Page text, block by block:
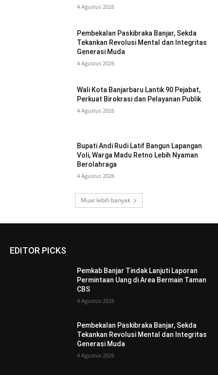
4 Agustus 2026
Pembekalan Paskibraka Banjar, Sekda
Tekankan Revolusi Mental dan Integritas
Generasi Muda
4 Agustus 2026
Wali Kota Banjarbaru Lantik 90 Pejabat,
Perkuat Birokrasi dan Pelayanan Publik
4 Agustus 2026
Bupati Andi Rudi Latif Bangun Lapangan
Voli, Warga Madu Retno Lebih Nyaman
Berolahraga
4 Agustus 2026
Muat lebih banyak
EDITOR PICKS
Pemkab Banjar Tindak Lanjuti Laporan
Permintaan Uang di Area Bermain Taman
CBS
4 Agustus 2026
Pembekalan Paskibraka Banjar, Sekda
Tekankan Revolusi Mental dan Integritas
Generasi Muda
4 Agustus 2026